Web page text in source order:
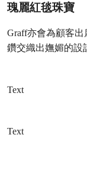
瑰麗紅毯珠寶
Graff亦會為顧客
鑽交織出嫵媚的設
Text
Text